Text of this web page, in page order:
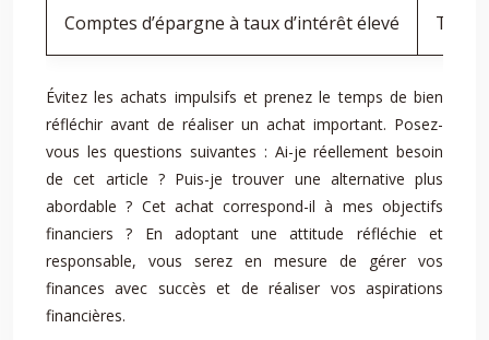
Comptes d’épargne à taux d’intérêt élevé Très
Évitez les achats impulsifs et prenez le temps de bien
réfléchir avant de réaliser un achat important. Posez-
vous les questions suivantes : Ai-je réellement besoin
de cet article ? Puis-je trouver une alternative plus
abordable ? Cet achat correspond-il à mes objectifs
financiers ? En adoptant une attitude réfléchie et
responsable, vous serez en mesure de gérer vos
finances avec succès et de réaliser vos aspirations
financières.